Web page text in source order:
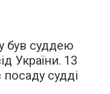
був суддею
України. 13
судді